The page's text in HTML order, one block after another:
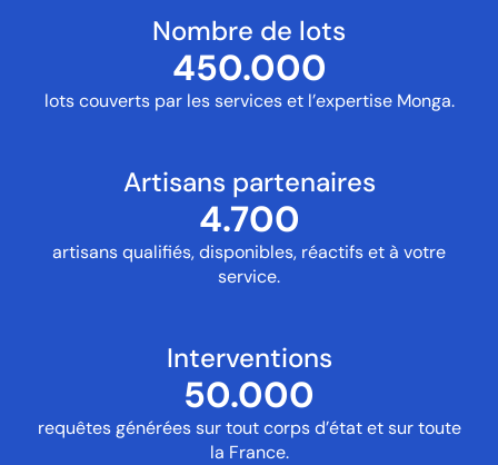
lots couverts par les services et l’expertise Monga.
Nombre de lots
450.000
artisans qualifiés, disponibles, réactifs et à votre
service.
Artisans partenaires
4.700
requêtes générées sur tout corps d’état et sur toute
la France.
Interventions
50.000